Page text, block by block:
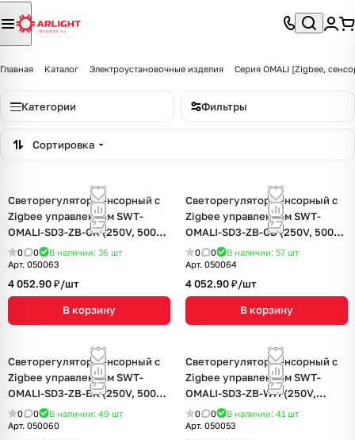
Главная Каталог Электроустановочные изделия Серия OMALI [Zigbee,
Категории Фильтры
Сортировка
Светорегулятор сенсорный с
Zigbee управлением SWT-
OMALI-SD3-ZB-GR (250V, 500W)
(Arlight, Стекло)
0 0 В наличии: 36 шт
Арт. 050063
4 052.90 ₽/шт
В корзину
Светорегулятор сенсорный с
Zigbee управлением SWT-
OMALI-SD3-ZB-GD (250V, 500W)
(Arlight, Стекло)
0 0 В наличии: 57 шт
Арт. 050064
4 052.90 ₽/шт
В корзину
Светорегулятор сенсорный с
Zigbee управлением SWT-
OMALI-SD3-ZB-BK (250V, 500W)
(Arlight, Стекло)
0 0 В наличии: 49 шт
Арт. 050060
Светорегулятор сенсорный с
Zigbee управлением SWT-
OMALI-SD3-ZB-WH (250V,
500W) (Arlight, Стекло)
0 0 В наличии: 41 шт
Арт. 050053